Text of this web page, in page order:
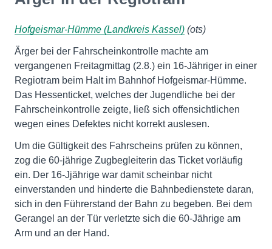
Hofgeismar-Hümme (Landkreis Kassel) (ots)
Ärger bei der Fahrscheinkontrolle machte am
vergangenen Freitagmittag (2.8.) ein 16-Jähriger in einer
Regiotram beim Halt im Bahnhof Hofgeismar-Hümme.
Das Hessenticket, welches der Jugendliche bei der
Fahrscheinkontrolle zeigte, ließ sich offensichtlichen
wegen eines Defektes nicht korrekt auslesen.
Um die Gültigkeit des Fahrscheins prüfen zu können,
zog die 60-jährige Zugbegleiterin das Ticket vorläufig
ein. Der 16-Jjährige war damit scheinbar nicht
einverstanden und hinderte die Bahnbedienstete daran,
sich in den Führerstand der Bahn zu begeben. Bei dem
Gerangel an der Tür verletzte sich die 60-Jährige am
Arm und an der Hand.